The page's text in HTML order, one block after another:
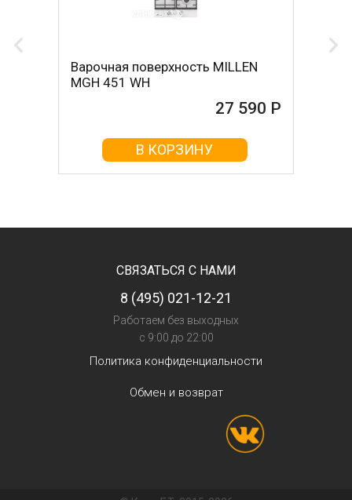
Варочная поверхность MILLEN
MGH 451 WH
27 590 Р
В КОРЗИНУ
СВЯЗАТЬСЯ С НАМИ
8 (495) 021-12-21
Работаем без выходных
с 9:00 до 22:00
Политика конфиденциальности
Обмен и возврат